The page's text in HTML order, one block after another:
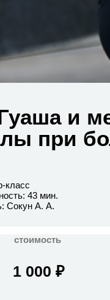
и
при
класс
43 мин.
Сокун А. А.
стоимость
1 000 ₽